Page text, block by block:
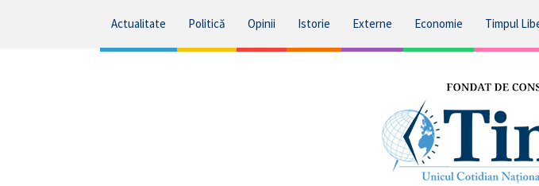
Actualitate Politică Opinii Istorie Externe Economie Timpul